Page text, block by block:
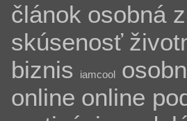
článok osobná
skúsenosť
biznis
iamcool
online online